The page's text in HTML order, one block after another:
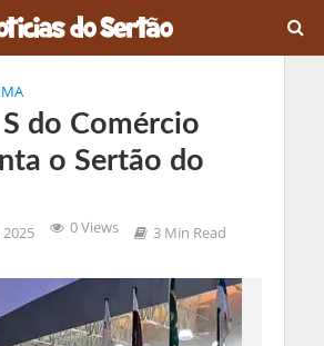
do Comércio
o Sertão do
0 Views 3 Min Read